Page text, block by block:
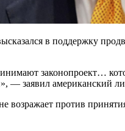
в поддержку
законопроект…
— заявил американский
возражает против